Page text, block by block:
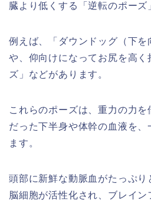
臓より低くする「逆転のポーズ
例えば、「ダウンドッグ（下を
や、仰向けになってお尻を高く
ズ」などがあります。
これらのポーズは、重力の力を
だった下半身や体幹の血液を、
ます。
頭部に新鮮な動脈血がたっぷり
脳細胞が活性化され、ブレイ